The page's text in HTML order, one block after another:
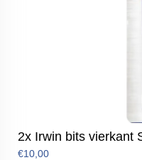
2x Irwin bits vierkant
€10,00